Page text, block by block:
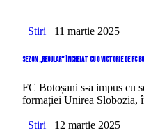
Stiri 11 martie 2025
Sezon „regular” încheiat cu o victorie de FC
FC Botoșani s-a impus cu
formației Unirea Slobozia,
Stiri 12 martie 2025